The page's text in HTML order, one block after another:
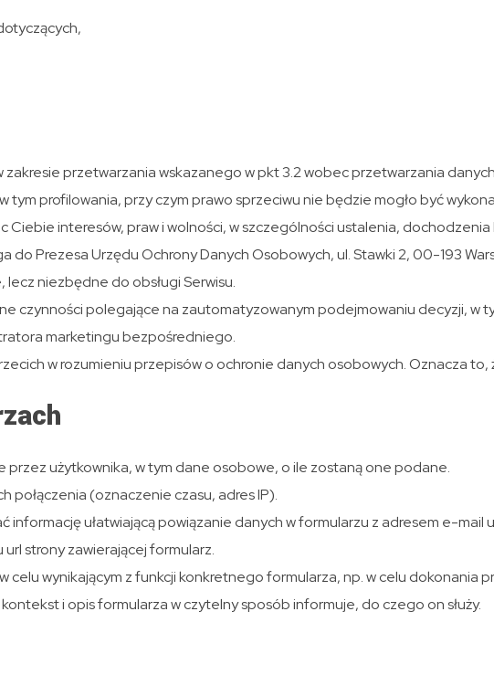
zakresie przetwarzania wskazanego w pkt 3.2 wobec przetwarzania
profilowania, przy czym prawo sprzeciwu nie będzie mogło być
interesów, praw i wolności, w szczególności ustalenia, dochodzenia
do Prezesa Urzędu Ochrony Danych Osobowych, ul. Stawki 2, 00-193
niezbędne do obsługi Serwisu.
czynności polegające na zautomatyzowanym podejmowaniu decyzji, w
marketingu bezpośredniego.
w rozumieniu przepisów o ochronie danych osobowych. Oznacza to,
użytkownika, w tym dane osobowe, o ile zostaną one podane.
połączenia (oznaczenie czasu, adres IP).
informację ułatwiającą powiązanie danych w formularzu z adresem e-
strony zawierającej formularz.
wynikającym z funkcji konkretnego formularza, np. w celu dokonania
i opis formularza w czytelny sposób informuje, do czego on służy.